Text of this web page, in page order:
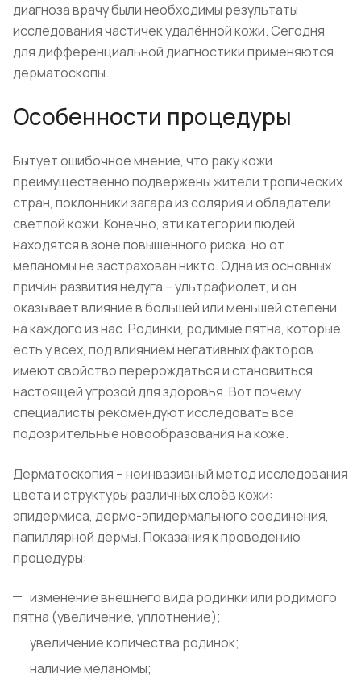
диагноза врачу были необходимы результаты
исследования частичек удалённой кожи. Сегодня
для дифференциальной диагностики применяются
дерматоскопы.
Особенности процедуры
Бытует ошибочное мнение, что раку кожи
преимущественно подвержены жители тропических
стран, поклонники загара из солярия и обладатели
светлой кожи. Конечно, эти категории людей
находятся в зоне повышенного риска, но от
меланомы не застрахован никто. Одна из основных
причин развития недуга – ультрафиолет, и он
оказывает влияние в большей или меньшей степени
на каждого из нас. Родинки, родимые пятна, которые
есть у всех, под влиянием негативных факторов
имеют свойство перерождаться и становиться
настоящей угрозой для здоровья. Вот почему
специалисты рекомендуют исследовать все
подозрительные новообразования на коже.
Дерматоскопия – неинвазивный метод исследования
цвета и структуры различных слоёв кожи:
эпидермиса, дермо-эпидермального соединения,
папиллярной дермы. Показания к проведению
процедуры:
изменение внешнего вида родинки или родимого
пятна (увеличение, уплотнение);
увеличение количества родинок;
наличие меланомы;